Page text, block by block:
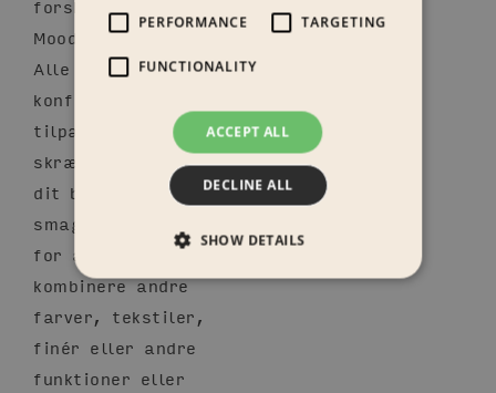
forskellige Colour
Moods.
Alle GRID-
konfigurationer kan
tilpasses og
skræddersys efter
dit behov og din
smag – kontakt os
for at tilføje eller
kombinere andre
farver, tekstiler,
finér eller andre
funktioner eller
PERFORMANCE TARGETING
FUNCTIONALITY
ACCEPT ALL
DECLINE ALL
SHOW DETAILS